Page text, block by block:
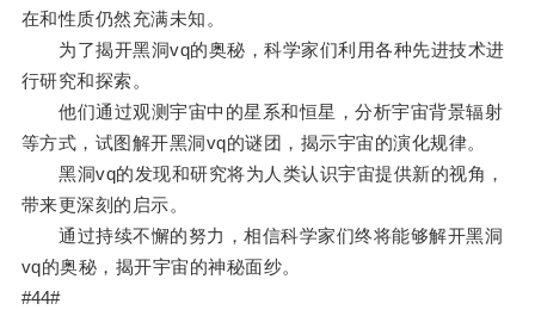
在和性质仍然充满未知。
为了揭开黑洞vq的奥秘，科学家们利用各种先进技术进
行研究和探索。
他们通过观测宇宙中的星系和恒星，分析宇宙背景辐射
等方式，试图解开黑洞vq的谜团，揭示宇宙的演化规律。
黑洞vq的发现和研究将为人类认识宇宙提供新的视角，
带来更深刻的启示。
通过持续不懈的努力，相信科学家们终将能够解开黑洞
vq的奥秘，揭开宇宙的神秘面纱。
#44#